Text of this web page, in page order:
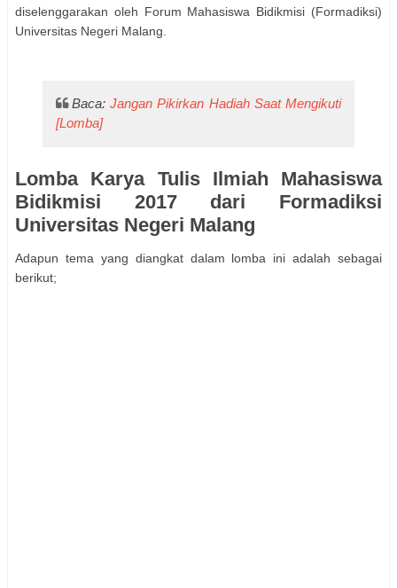
diselenggarakan oleh Forum Mahasiswa Bidikmisi (Formadiksi)
Universitas Negeri Malang.
Baca:Jangan Pikirkan Hadiah Saat Mengikuti
[Lomba]
Lomba Karya Tulis Ilmiah Mahasiswa
Bidikmisi 2017 dari Formadiksi
Universitas Negeri Malang
Adapun tema yang diangkat dalam lomba ini adalah sebagai
berikut;